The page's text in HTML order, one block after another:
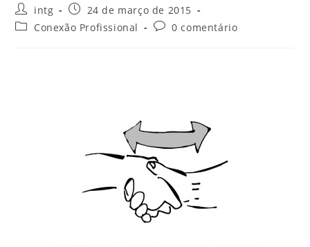
intg
24 de março de 2015
Conexão Profissional
0 comentário